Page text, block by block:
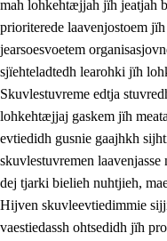
mah lohkehtæjjah jïh jeatjah
prioriterede laavenjostoem
jearsoesvoetem
sjïehteladtedh learohki jïh
Skuvlestuvreme edtja
lohkehtæjjaj gaskem jïh
evtiedidh gusnie gaajhkh
skuvlestuvremen
dej tjarki bielieh nuhtjieh,
Hijven skuvleevtiedimmie
vaestiedassh ohtsedidh jïh